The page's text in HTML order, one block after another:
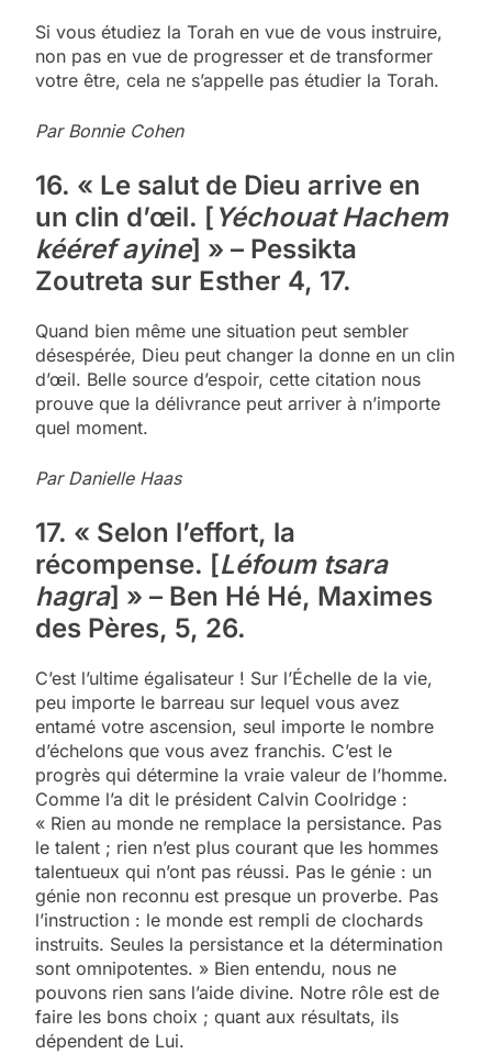
Si vous étudiez la Torah en vue de vous instruire,
non pas en vue de progresser et de transformer
votre être, cela ne s’appelle pas étudier la Torah.
Par Bonnie Cohen
16. « Le salut de Dieu arrive en
un clin d’œil. [ Yéchouat Hachem
kééref ayine] » – Pessikta
Zoutreta sur Esther 4, 17.
Quand bien même une situation peut sembler
désespérée, Dieu peut changer la donne en un clin
d’œil. Belle source d’espoir, cette citation nous
prouve que la délivrance peut arriver à n’importe
quel moment.
Par Danielle Haas
17. « Selon l’effort, la
récompense. [Léfoum tsara
hagra] » – Ben Hé Hé, Maximes
des Pères, 5, 26.
C’est l’ultime égalisateur ! Sur l’Échelle de la vie,
peu importe le barreau sur lequel vous avez
entamé votre ascension, seul importe le nombre
d’échelons que vous avez franchis. C’est le
progrès qui détermine la vraie valeur de l’homme.
Comme l’a dit le président Calvin Coolridge :
« Rien au monde ne remplace la persistance. Pas
le talent ; rien n’est plus courant que les hommes
talentueux qui n’ont pas réussi. Pas le génie : un
génie non reconnu est presque un proverbe. Pas
l’instruction : le monde est rempli de clochards
instruits. Seules la persistance et la détermination
sont omnipotentes. » Bien entendu, nous ne
pouvons rien sans l’aide divine. Notre rôle est de
faire les bons choix ; quant aux résultats, ils
dépendent de Lui.